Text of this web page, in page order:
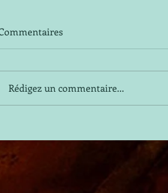
Rédigez un commentaire...